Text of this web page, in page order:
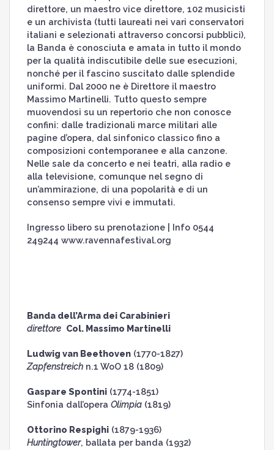
direttore, un maestro vice direttore, 102 musicisti
e un archivista (tutti laureati nei vari conservatori
italiani e selezionati attraverso concorsi pubblici),
la Banda è conosciuta e amata in tutto il mondo
per la qualità indiscutibile delle sue esecuzioni,
nonché per il fascino suscitato dalle splendide
uniformi. Dal 2000 ne è Direttore il maestro
Massimo Martinelli. Tutto questo sempre
muovendosi su un repertorio che non conosce
confini: dalle tradizionali marce militari alle
pagine d’opera, dal sinfonico classico fino a
composizioni contemporanee e alla canzone.
Nelle sale da concerto e nei teatri, alla radio e
alla televisione, comunque nel segno di
un’ammirazione, di una popolarità e di un
consenso sempre vivi e immutati.
Ingresso libero su prenotazione | Info 0544
249244 www.ravennafestival.org
Banda dell’Arma dei Carabinieri
direttore Col. Massimo Martinelli
Ludwig van Beethoven(1770-1827)
Zapfenstreichn.1 WoO 18 (1809)
Gaspare Spontini(1774-1851)
Sinfonia dall’opera Olimpia(1819)
Ottorino Respighi(1879-1936)
Huntingtower, ballata per banda (1932)